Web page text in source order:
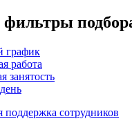
график
работа
занятость
поддержка сотрудников